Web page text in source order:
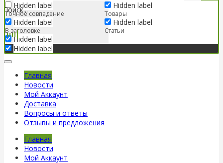
Hidden label
Точное совпадение
Hidden label
В заголовке
Hidden label
Hidden label
Hidden label
Товары
Hidden label
Статьи
Главная
Новости
Мой Аккаунт
Доставка
Вопросы и ответы
Отзывы и предложения
Главная
Новости
Мой Аккаунт